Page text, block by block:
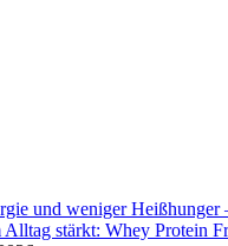
und weniger Heißhunger
Alltag stärkt: Whey Protein